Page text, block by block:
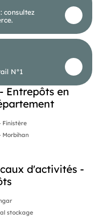
consultez
N°1
Entrepôts en
Finistère
Morbihan
d'activités -
stockage